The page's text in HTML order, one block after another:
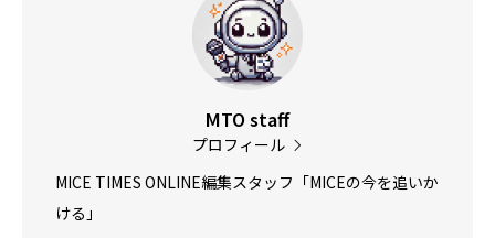
MTO staff
プロフィール
MICE TIMES ONLINE編集スタッフ「MICEの今を追いか
ける」